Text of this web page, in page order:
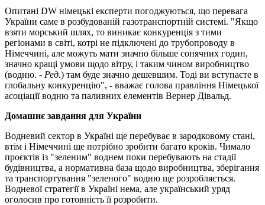
Опитані DW німецькі експерти погоджуються, що перевага
України саме в розбудованій газотранспортній системі. "Якщо
взяти морський шлях, то виникає конкуренція з тими
регіонами в світі, котрі не підключені до трубопроводу в
Німеччині, але можуть мати значно більше сонячних годин,
значно кращі умови щодо вітру, і таким чином виробництво
(водню. - Ред.) там буде значно дешевшим. Тоді ви вступаєте в
глобальну конкуренцію", - вважає голова правління Німецької
асоціації водню та паливних елементів Вернер Дівальд.
Домашнє завдання для України
Водневий сектор в Україні ще перебуває в зародковому стані,
втім і Німеччині ще потрібно зробити багато кроків. Чимало
проєктів із "зеленим" воднем поки перебувають на стадії
будівництва, а нормативна база щодо виробництва, зберігання
та транспортування "зеленого" водню ще розробляється.
Водневої стратегії в Україні нема, але український уряд
оголосив про готовність її розробити.